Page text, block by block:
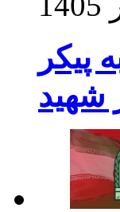
پیکر
شهید